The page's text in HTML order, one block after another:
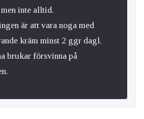
inte alltid.
är att vara noga med
kräm minst 2 ggr dagl.
brukar försvinna på